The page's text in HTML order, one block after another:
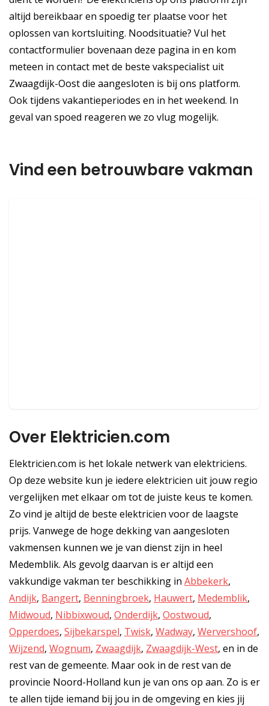
altijd bereikbaar en spoedig ter plaatse voor het
oplossen van kortsluiting. Noodsituatie? Vul het
contactformulier bovenaan deze pagina in en kom
meteen in contact met de beste vakspecialist uit
Zwaagdijk-Oost die aangesloten is bij ons platform.
Ook tijdens vakantieperiodes en in het weekend. In
geval van spoed reageren we zo vlug mogelijk.
Vind een betrouwbare vakman
Over Elektricien.com
Elektricien.com is het lokale netwerk van elektriciens.
Op deze website kun je iedere elektricien uit jouw regio
vergelijken met elkaar om tot de juiste keus te komen.
Zo vind je altijd de beste elektricien voor de laagste
prijs. Vanwege de hoge dekking van aangesloten
vakmensen kunnen we je van dienst zijn in heel
Medemblik. Als gevolg daarvan is er altijd een
vakkundige vakman ter beschikking in Abbekerk,
Andijk, Bangert, Benningbroek, Hauwert, Medemblik,
Midwoud, Nibbixwoud, Onderdijk, Oostwoud,
Opperdoes, Sijbekarspel, Twisk, Wadway, Wervershoof,
Wijzend, Wognum, Zwaagdijk, Zwaagdijk-West, en in de
rest van de gemeente. Maar ook in de rest van de
provincie Noord-Holland kun je van ons op aan. Zo is er
te allen tijde iemand bij jou in de omgeving en kies jij